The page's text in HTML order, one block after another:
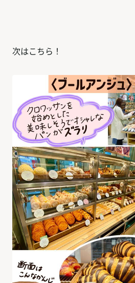
次はこちら！